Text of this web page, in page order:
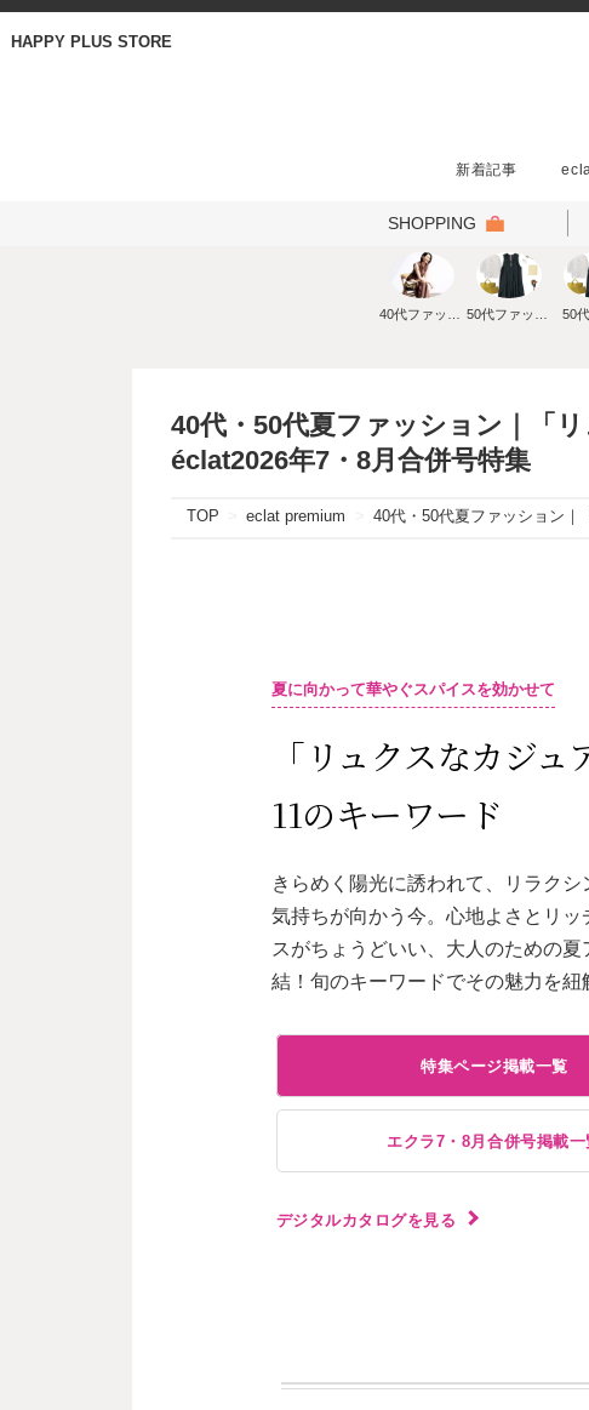
HAPPY PLUS STORE
新着記事
SHOPPING
50
40代・50代夏ファッション｜「
éclat2026年7・8月合併号特集
TOP eclat premium 40代・50代夏ファッション｜
夏に向かって華やぐスパイスを効かせて
「リュクスなカジュ
11のキーワード
きらめく陽光に誘われて、リラクシ
気持ちが向かう今。心地よさとリッ
スがちょうどいい、大人のための夏
結！旬のキーワードでその魅力を紐
特集ページ掲載一覧
エクラ7・8月合併号掲載一
デジタルカタログを見る